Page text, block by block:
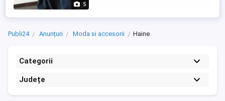
5
Publi24 Anunțuri Moda si accesorii Haine
Categorii
Județe